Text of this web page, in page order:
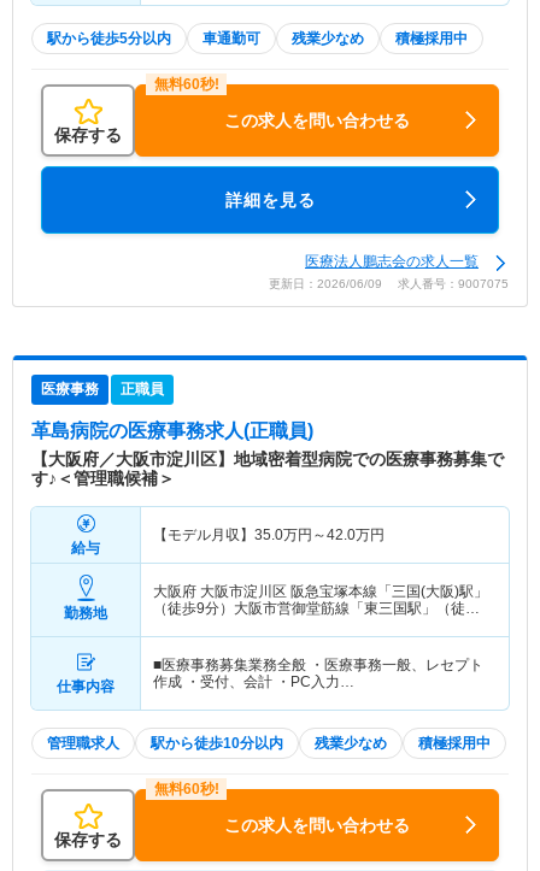
駅から徒歩5分以内 車通勤可 残業少なめ 積極採用中
保存する
この求人を問い合わせる
詳細を見る
医療法人鵬志会の求人一覧
更新日：2026/06/09 求人番号：9007075
医療事務 正職員
革島病院の医療事務求人(正職員)
【大阪府／大阪市淀川区】地域密着型病院での医療事務募集で
す♪＜管理職候補＞
給与
【モデル月収】 35.0万円～42.0万円
勤務地
大阪府 大阪市淀川区 阪急宝塚本線「三国(大阪)駅」
（徒歩9分）大阪市営御堂筋線「東三国駅」（徒歩9
仕事内容
■医療事務募集業務全般 ・医療事務一般、レセプト
作成 ・受付、会計 ・PC入力…
管理職求人 駅から徒歩10分以内 残業少なめ 積極採用中
保存する
この求人を問い合わせる